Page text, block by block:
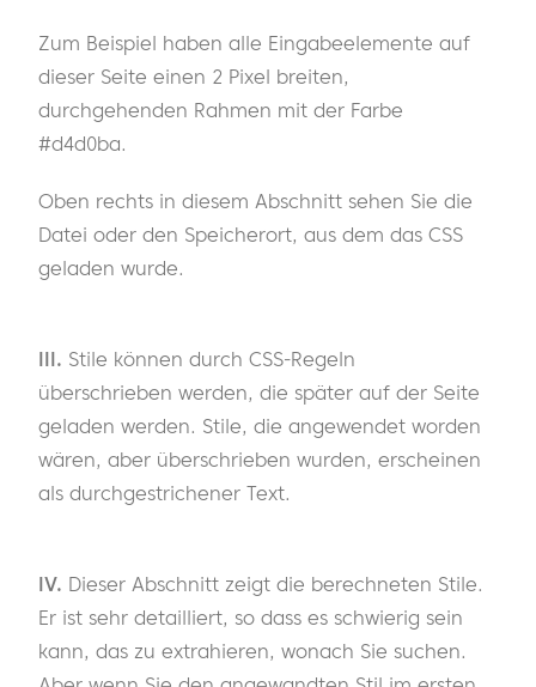
Zum Beispiel haben alle Eingabeelemente auf
dieser Seite einen 2 Pixel breiten,
durchgehenden Rahmen mit der Farbe
#d4d0ba.
Oben rechts in diesem Abschnitt sehen Sie die
Datei oder den Speicherort, aus dem das CSS
geladen wurde.
III. Stile können durch CSS-Regeln
überschrieben werden, die später auf der Seite
geladen werden. Stile, die angewendet worden
wären, aber überschrieben wurden, erscheinen
als durchgestrichener Text.
IV. Dieser Abschnitt zeigt die berechneten Stile.
Er ist sehr detailliert, so dass es schwierig sein
kann, das zu extrahieren, wonach Sie suchen.